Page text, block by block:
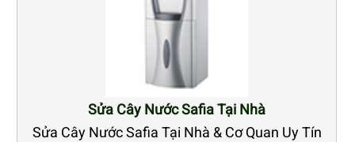
Sửa Cây Nước Safia Tại Nhà
Sửa Cây Nước Safia Tại Nhà & Cơ Quan Uy Tín